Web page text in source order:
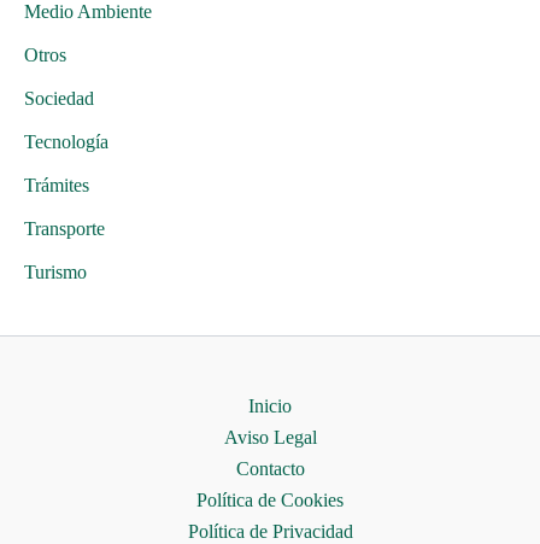
Medio Ambiente
Otros
Sociedad
Tecnología
Trámites
Transporte
Turismo
Inicio
Aviso Legal
Contacto
Política de Cookies
Política de Privacidad